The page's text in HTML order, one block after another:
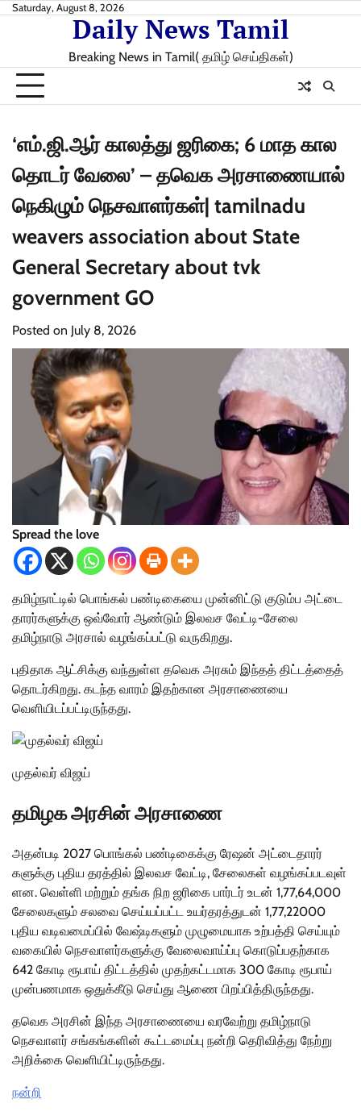
SkipSaturday, August 8, 2026
Daily News Tamil
Breaking News in Tamil( தமிழ் செய்திகள்)
‘எம்.ஜி.ஆர் காலத்து ஜரிகை; 6 மாத கால
தொடர் வேலை’ – தவெக அரசாணையால்
நெகிழும் நெசவாளர்கள்| tamilnadu
weavers association about State
General Secretary about tvk
government GO
Posted on July 8, 2026
Spread the love
தமிழ்நாட்டில் பொங்​கல் பண்​டிகையை முன்​னிட்டு குடும்ப அட்​டை​
தா​ரர்களுக்கு ஒவ்​வோர் ஆண்​டும் இலவச வேட்​டி-சேலை
தமிழ்நாடு அரசால் வழங்​கப்​பட்டு வரு​கிறது.
புதி​தாக ஆட்​சிக்கு வந்​துள்ள தவெக அரசும் இந்​தத் திட்டத்தைத்
தொடர்கிறது. கடந்த வாரம் இதற்கான அரசாணையை
வெளியிடப்பட்டிருந்தது.
முதல்வர் விஜய்
தமிழக அரசின் அரசாணை
அதன்​படி 2027 பொங்​கல் பண்​டிகைக்கு ரேஷன் அட்​டை​தா​ரர்​
களுக்கு புதிய தரத்​தில் இலவச வேட்​டி, சேலைகள் வழங்​கப்​பட​வுள்​
ளன. வெள்ளி மற்றும் தங்க நிற ஜரிகை பார்டர் உடன் 1,77,64,000
சேலைகளும் சலவை செய்யப்பட்ட உயர்தரத்துடன் 1,77,22000
புதிய வடிவமைப்பில் வேஷ்டிகளும் முழுமையாக உற்பத்தி செய்யும்
வகையில் நெசவாளர்களுக்கு வேலைவாய்ப்பு கொடுப்பதற்காக
642 கோடி ரூபாய் திட்டத்தில் முதற்கட்டமாக 300 கோடி ரூபாய்
முன்பணமாக ஒதுக்கீடு செய்து ஆணை பிறப்பித்திருந்தது.
தவெக அரசின் இந்த அரசாணையை வரவேற்று தமிழ்நாடு
நெசவாளர் சங்கங்களின் கூட்டமைப்பு நன்றி தெரிவித்து நேற்று
அறிக்கை வெளியிட்டிருந்தது.
நன்றி